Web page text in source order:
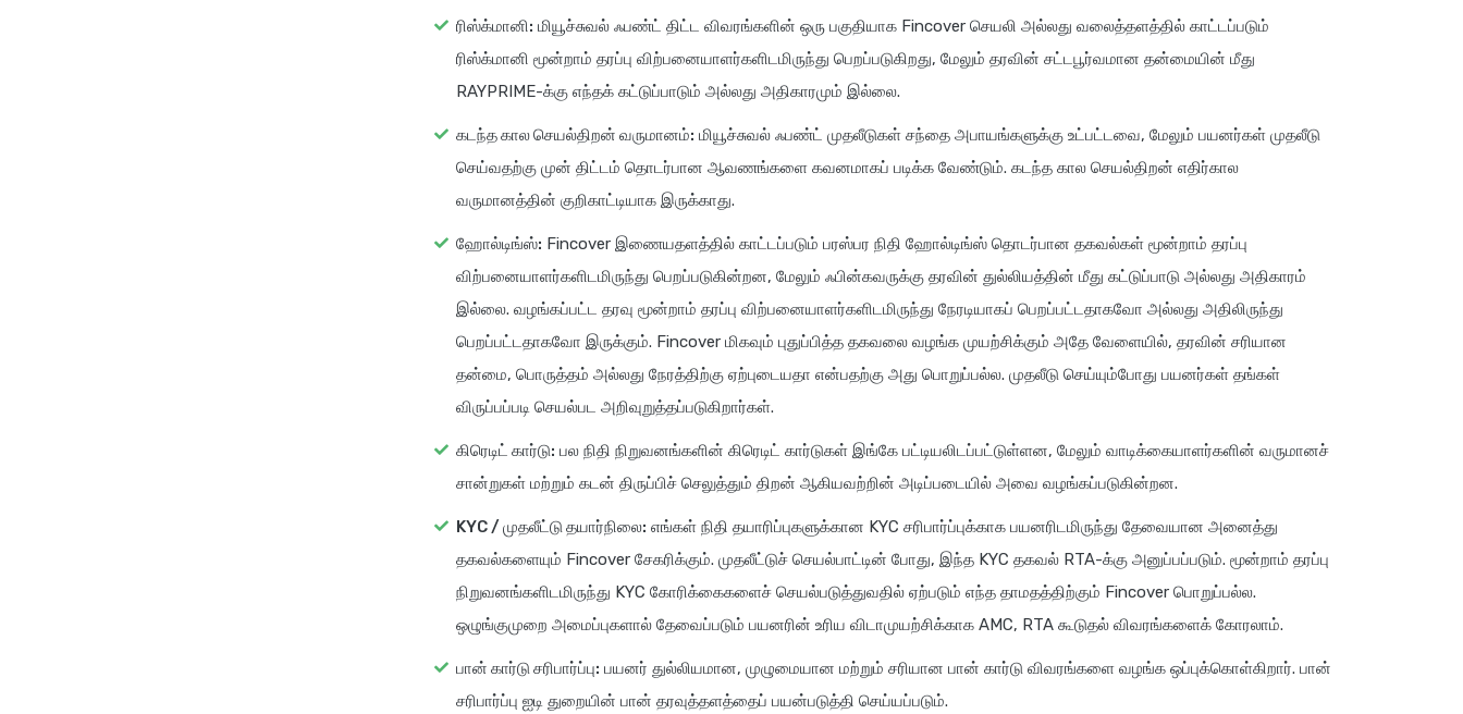
ரிஸ்க்மானி: மியூச்சுவல் ஃபண்ட் திட்ட விவரங்களின் ஒரு பகுதியாக Fincover செயலி அல்லது வலைத்தளத்தில் காட்டப்படும்
ரிஸ்க்மானி மூன்றாம் தரப்பு விற்பனையாளர்களிடமிருந்து பெறப்படுகிறது, மேலும் தரவின் சட்டபூர்வமான தன்மையின் மீது
RAYPRIME-க்கு எந்தக் கட்டுப்பாடும் அல்லது அதிகாரமும் இல்லை.
கடந்த கால செயல்திறன் வருமானம்: மியூச்சுவல் ஃபண்ட் முதலீடுகள் சந்தை அபாயங்களுக்கு உட்பட்டவை, மேலும் பயனர்கள் முதலீடு
செய்வதற்கு முன் திட்டம் தொடர்பான ஆவணங்களை கவனமாகப் படிக்க வேண்டும். கடந்த கால செயல்திறன் எதிர்கால
வருமானத்தின் குறிகாட்டியாக இருக்காது.
ஹோல்டிங்ஸ்: Fincover இணையதளத்தில் காட்டப்படும் பரஸ்பர நிதி ஹோல்டிங்ஸ் தொடர்பான தகவல்கள் மூன்றாம் தரப்பு
விற்பனையாளர்களிடமிருந்து பெறப்படுகின்றன, மேலும் ஃபின்கவருக்கு தரவின் துல்லியத்தின் மீது கட்டுப்பாடு அல்லது அதிகாரம்
இல்லை. வழங்கப்பட்ட தரவு மூன்றாம் தரப்பு விற்பனையாளர்களிடமிருந்து நேரடியாகப் பெறப்பட்டதாகவோ அல்லது அதிலிருந்து
பெறப்பட்டதாகவோ இருக்கும். Fincover மிகவும் புதுப்பித்த தகவலை வழங்க முயற்சிக்கும் அதே வேளையில், தரவின் சரியான
தன்மை, பொருத்தம் அல்லது நேரத்திற்கு ஏற்புடையதா என்பதற்கு அது பொறுப்பல்ல. முதலீடு செய்யும்போது பயனர்கள் தங்கள்
விருப்பப்படி செயல்பட அறிவுறுத்தப்படுகிறார்கள்.
கிரெடிட் கார்டு: பல நிதி நிறுவனங்களின் கிரெடிட் கார்டுகள் இங்கே பட்டியலிடப்பட்டுள்ளன, மேலும் வாடிக்கையாளர்களின் வருமானச்
சான்றுகள் மற்றும் கடன் திருப்பிச் செலுத்தும் திறன் ஆகியவற்றின் அடிப்படையில் அவை வழங்கப்படுகின்றன.
KYC / முதலீட்டு தயார்நிலை: எங்கள் நிதி தயாரிப்புகளுக்கான KYC சரிபார்ப்புக்காக பயனரிடமிருந்து தேவையான அனைத்து
தகவல்களையும் Fincover சேகரிக்கும். முதலீட்டுச் செயல்பாட்டின் போது, இந்த KYC தகவல் RTA-க்கு அனுப்பப்படும். மூன்றாம் தரப்பு
நிறுவனங்களிடமிருந்து KYC கோரிக்கைகளைச் செயல்படுத்துவதில் ஏற்படும் எந்த தாமதத்திற்கும் Fincover பொறுப்பல்ல.
ஒழுங்குமுறை அமைப்புகளால் தேவைப்படும் பயனரின் உரிய விடாமுயற்சிக்காக AMC, RTA கூடுதல் விவரங்களைக் கோரலாம்.
பான் கார்டு சரிபார்ப்பு: பயனர் துல்லியமான, முழுமையான மற்றும் சரியான பான் கார்டு விவரங்களை வழங்க ஒப்புக்கொள்கிறார். பான்
சரிபார்ப்பு ஐடி துறையின் பான் தரவுத்தளத்தைப் பயன்படுத்தி செய்யப்படும்.